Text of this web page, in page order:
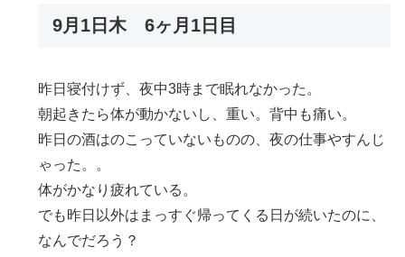
9月1日木 6ヶ月1日目
昨日寝付けず、夜中3時まで眠れなかった。
朝起きたら体が動かないし、重い。背中も痛い。
昨日の酒はのこっていないものの、夜の仕事やすんじ
ゃった。。
体がかなり疲れている。
でも昨日以外はまっすぐ帰ってくる日が続いたのに、
なんでだろう？